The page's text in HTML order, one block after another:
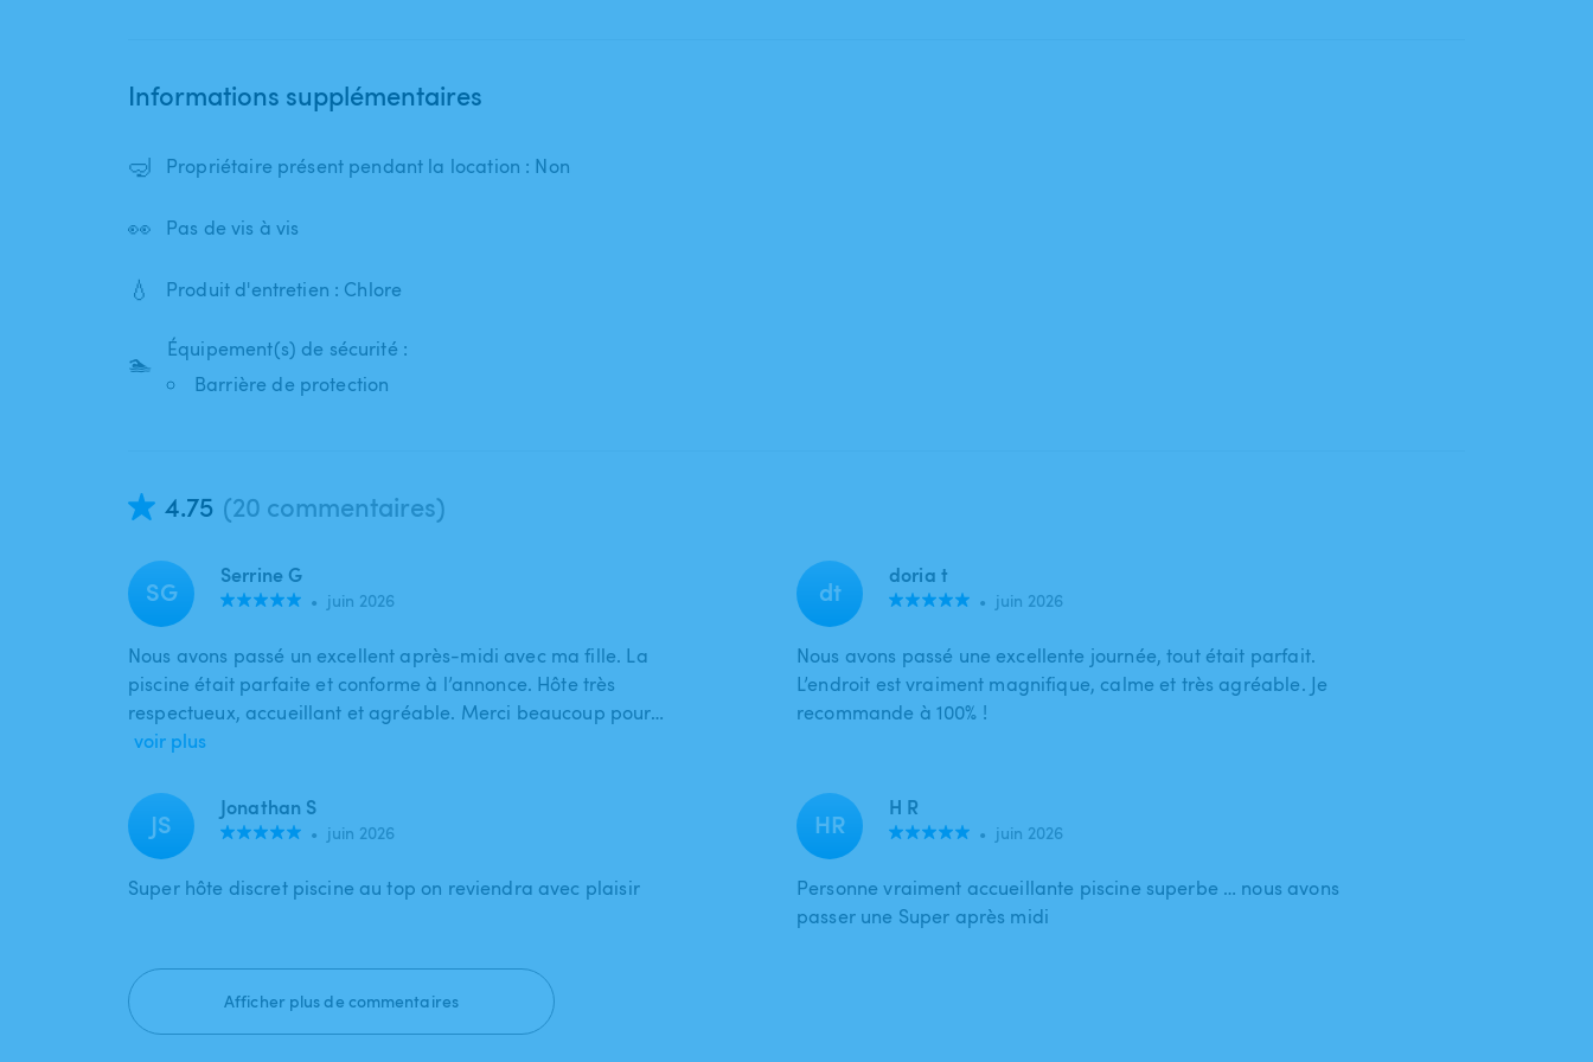
Informations supplémentaires
🤿 Propriétaire présent pendant la location : Non
👀 Pas de vis à vis
💧 Produit d'entretien : Chlore
🏊
Équipement(s) de sécurité :
Barrière de protection
4.75 (20 commentaires)
SG Serrine G
• juin 2026
Nous avons passé un excellent après-midi avec ma fille. La
piscine était parfaite et conforme à l’annonce. Hôte très
respectueux, accueillant et agréable. Merci beaucoup pour…
voir plus
dt doria t
• juin 2026
Nous avons passé une excellente journée, tout était parfait.
L’endroit est vraiment magnifique, calme et très agréable. Je
recommande à 100% !
JS Jonathan S
• juin 2026
Super hôte discret piscine au top on reviendra avec plaisir
HR H R
• juin 2026
Personne vraiment accueillante piscine superbe … nous avons
passer une Super après midi
Afficher plus de commentaires